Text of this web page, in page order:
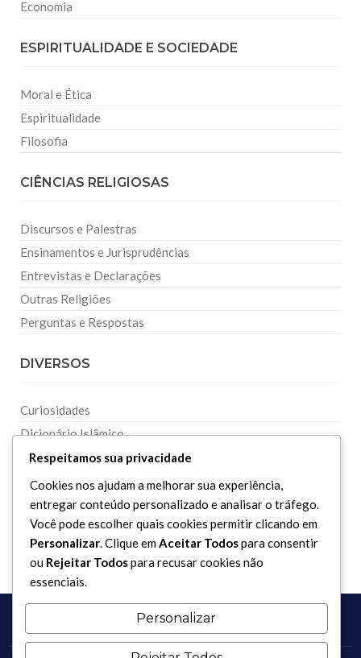
Economia
ESPIRITUALIDADE E SOCIEDADE
Moral e Ética
Espiritualidade
Filosofia
CIÊNCIAS RELIGIOSAS
Discursos e Palestras
Ensinamentos e Jurisprudências
Entrevistas e Declarações
Outras Religiões
Perguntas e Respostas
DIVERSOS
Curiosidades
Dicionário Islâmico
Downloads
Respeitamos sua privacidade
Cookies nos ajudam a melhorar sua experiência,
entregar conteúdo personalizado e analisar o tráfego.
Você pode escolher quais cookies permitir clicando em
Personalizar. Clique emAceitar Todospara consentir
ou Rejeitar Todospara recusar cookies não
essenciais.
Personalizar